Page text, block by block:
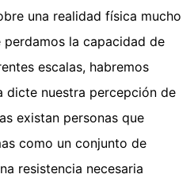
una realidad física mucho
perdamos la capacidad de
escalas, habremos
dicte nuestra percepción de
existan personas que
como un conjunto de
resistencia necesaria